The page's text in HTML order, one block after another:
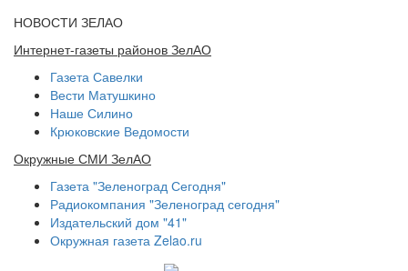
НОВОСТИ ЗЕЛАО
Интернет-газеты районов ЗелАО
Газета Савелки
Вести Матушкино
Наше Силино
Крюковские Ведомости
Окружные СМИ ЗелАО
Газета "Зеленоград Сегодня"
Радиокомпания "Зеленоград сегодня"
Издательский дом "41"
Окружная газета Zelao.ru